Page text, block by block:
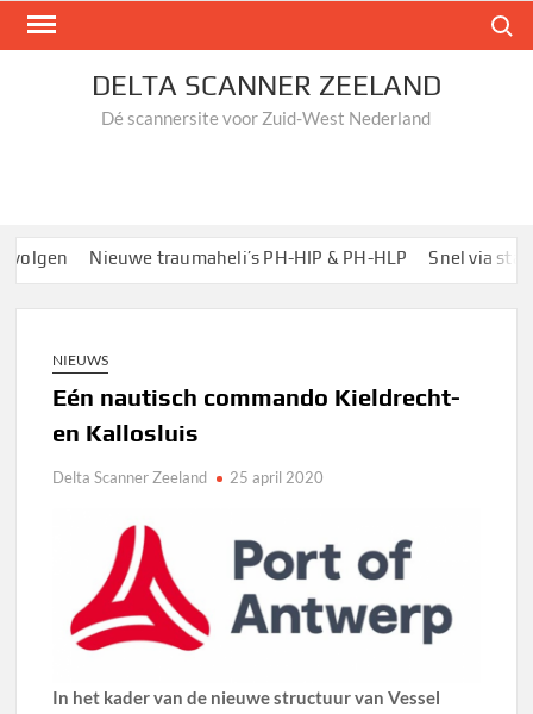
Zoek
DELTA SCANNER ZEELAND
Dé scannersite voor Zuid-West Nederland
Nieuwe traumaheli’s PH-HIP & PH-HLP Snel via
NIEUWS
Eén nautisch commando Kieldrecht-
en Kallosluis
Delta Scanner Zeeland 25 april 2020
In het kader van de nieuwe structuur van Vessel